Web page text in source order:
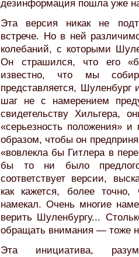
дезинформация пошла уже
Эта версия никак не
встрече. Но в ней
колебаний, с которыми
Он страшился, что его
известно, что мы
представляется, Шуленбург
шаг не с намерением
свидетельству Хильгера,
«серьезность положения»
образом, чтобы он
«вовлекла бы Гитлера в
бы то ни было
соответствует версии,
как кажется, более
намекал. Очень многие
верить Шуленбургу...
обращать внимания — тоже
Эта инициатива,